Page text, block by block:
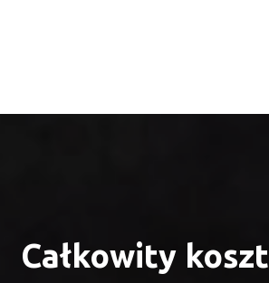
Całkowity koszt